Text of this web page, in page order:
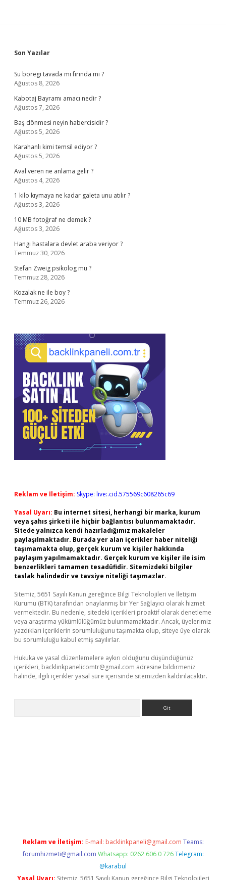
Sidebar
Son Yazılar
Su boregi tavada mı fırında mı ?
Ağustos 8, 2026
Kabotaj Bayramı amacı nedir ?
Ağustos 7, 2026
Baş dönmesi neyin habercisidir ?
Ağustos 5, 2026
Karahanlı kimi temsil ediyor ?
Ağustos 5, 2026
Aval veren ne anlama gelir ?
Ağustos 4, 2026
1 kilo kıymaya ne kadar galeta unu atılır ?
Ağustos 3, 2026
10 MB fotoğraf ne demek ?
Ağustos 3, 2026
Hangi hastalara devlet araba veriyor ?
Temmuz 30, 2026
Stefan Zweig psikolog mu ?
Temmuz 28, 2026
Kozalak ne ile boy ?
Temmuz 26, 2026
Reklam ve İletişim: Skype: live:.cid.575569c608265c69
Yasal Uyarı: Bu internet sitesi, herhangi bir marka, kurum
veya şahıs şirketi ile hiçbir bağlantısı bulunmamaktadır.
Sitede yalnızca kendi hazırladığımız makaleler
paylaşılmaktadır. Burada yer alan içerikler haber niteliği
taşımamakta olup, gerçek kurum ve kişiler hakkında
paylaşım yapılmamaktadır. Gerçek kurum ve kişiler ile isim
benzerlikleri tamamen tesadüfidir. Sitemizdeki bilgiler
taslak halindedir ve tavsiye niteliği taşımazlar.
Sitemiz, 5651 Sayılı Kanun gereğince Bilgi Teknolojileri ve İletişim
Kurumu (BTK) tarafından onaylanmış bir Yer Sağlayıcı olarak hizmet
vermektedir. Bu nedenle, sitedeki içerikleri proaktif olarak denetleme
veya araştırma yükümlülüğümüz bulunmamaktadır. Ancak, üyelerimiz
yazdıkları içeriklerin sorumluluğunu taşımakta olup, siteye üye olarak
bu sorumluluğu kabul etmiş sayılırlar.
Hukuka ve yasal düzenlemelere aykırı olduğunu düşündüğünüz
içerikleri, backlinkpanelicomtr@gmail.com adresine bildirmeniz
halinde, ilgili içerikler yasal süre içerisinde sitemizden kaldırılacaktır.
Reklam ve İletişim: E-mail: backlinkpaneli@gmail.com Teams:
forumhizmeti@gmail.com Whatsapp: 0262 606 0 726 Telegram:
@karabul
Yasal Uyarı: Sitemiz, 5651 Sayılı Kanun gereğince Bilgi Teknolojileri